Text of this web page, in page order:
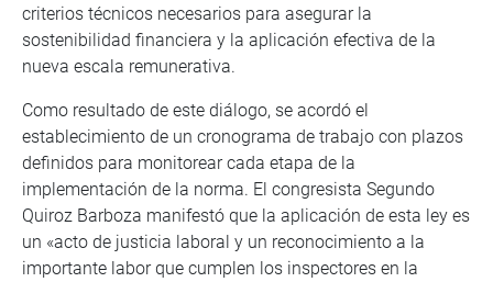
criterios técnicos necesarios para asegurar la
sostenibilidad financiera y la aplicación efectiva de la
nueva escala remunerativa.
Como resultado de este diálogo, se acordó el
establecimiento de un cronograma de trabajo con plazos
definidos para monitorear cada etapa de la
implementación de la norma. El congresista Segundo
Quiroz Barboza manifestó que la aplicación de esta ley es
un «acto de justicia laboral y un reconocimiento a la
importante labor que cumplen los inspectores en la